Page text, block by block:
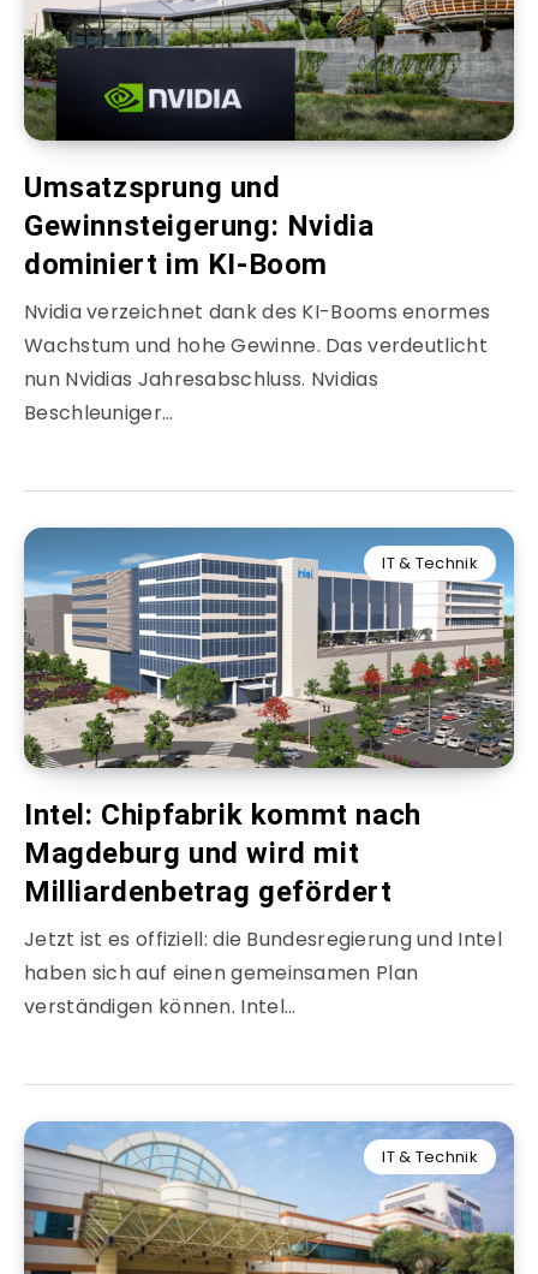
Umsatzsprung und
Gewinnsteigerung: Nvidia
dominiert im KI-Boom
Nvidia verzeichnet dank des KI-Booms enormes
Wachstum und hohe Gewinne. Das verdeutlicht
nun Nvidias Jahresabschluss. Nvidias
Beschleuniger…
IT & Technik
Intel: Chipfabrik kommt nach
Magdeburg und wird mit
Milliardenbetrag gefördert
Jetzt ist es offiziell: die Bundesregierung und Intel
haben sich auf einen gemeinsamen Plan
verständigen können. Intel…
IT & Technik